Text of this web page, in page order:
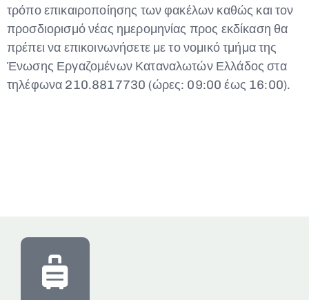
τρόπο επικαιροποίησης των φακέλων καθώς και τον
προσδιορισμό νέας ημερομηνίας προς εκδίκαση θα
πρέπει να επικοινωνήσετε με το νομικό τμήμα της
Ένωσης Εργαζομένων Καταναλωτών Ελλάδος στα
τηλέφωνα 210.8817730 (ώρες: 09:00 έως 16:00).